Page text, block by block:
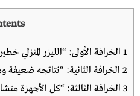
1 الخرافة الأولى: “الليزر
2 الخرافة الثانية: “نتائجه
3 الخرافة الثالثة: “كل الأجهزة